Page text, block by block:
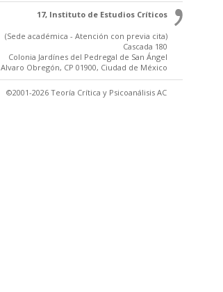
17, Instituto de Estudios Críticos
(Sede académica - Atención con previa cita)
Cascada 180
Colonia Jardínes del Pedregal de San Ángel
Alvaro Obregón, CP 01900, Ciudad de México
©2001-2026 Teoría Crítica y Psicoanálisis AC